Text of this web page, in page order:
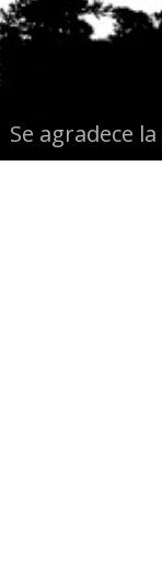
Se agradece
la